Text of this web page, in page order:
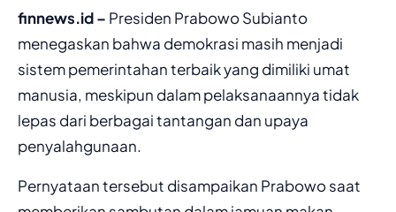
finnews.id – Presiden Prabowo Subianto
menegaskan bahwa demokrasi masih menjadi
sistem pemerintahan terbaik yang dimiliki umat
manusia, meskipun dalam pelaksanaannya tidak
lepas dari berbagai tantangan dan upaya
penyalahgunaan.
Pernyataan tersebut disampaikan Prabowo saat